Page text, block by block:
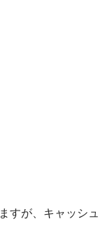
すが、キャッシュ